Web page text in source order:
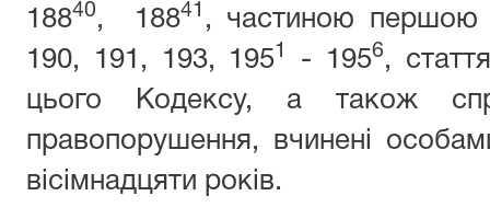
18840, 18841 , частиною першою
190, 191, 193, 1951 - 1956,
цього Кодексу, а також
правопорушення, вчинені
вісімнадцяти років.